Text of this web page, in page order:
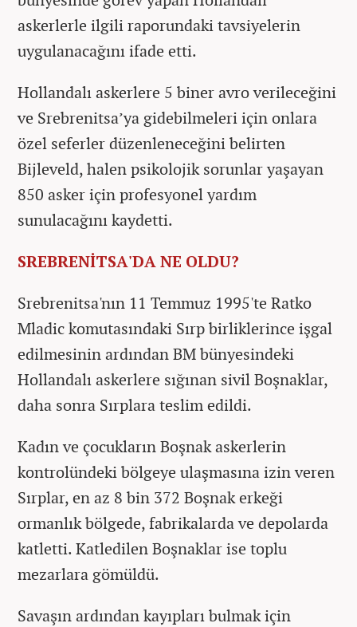
askerlerle ilgili raporundaki tavsiyelerin
uygulanacağını ifade etti.
Hollandalı askerlere 5 biner avro verileceğini
ve Srebrenitsa’ya gidebilmeleri için onlara
özel seferler düzenleneceğini belirten
Bijleveld, halen psikolojik sorunlar yaşayan
850 asker için profesyonel yardım
sunulacağını kaydetti.
SREBRENİTSA'DA NE OLDU?
Srebrenitsa'nın 11 Temmuz 1995'te Ratko
Mladic komutasındaki Sırp birliklerince işgal
edilmesinin ardından BM bünyesindeki
Hollandalı askerlere sığınan sivil Boşnaklar,
daha sonra Sırplara teslim edildi.
Kadın ve çocukların Boşnak askerlerin
kontrolündeki bölgeye ulaşmasına izin veren
Sırplar, en az 8 bin 372 Boşnak erkeği
ormanlık bölgede, fabrikalarda ve depolarda
katletti. Katledilen Boşnaklar ise toplu
mezarlara gömüldü.
Savaşın ardından kayıpları bulmak için